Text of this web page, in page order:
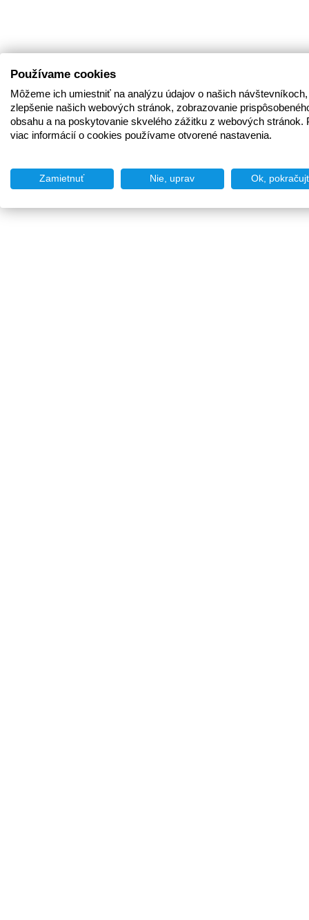
Používame cookies
Môžeme ich umiestniť na analýzu údajov o našich
zlepšenie našich webových stránok, zobrazovanie
obsahu a na poskytovanie skvelého zážitku z webových stránok.
viac informácií o cookies používame otvorené nastavenia.
Zamietnuť Nie, uprav Ok,